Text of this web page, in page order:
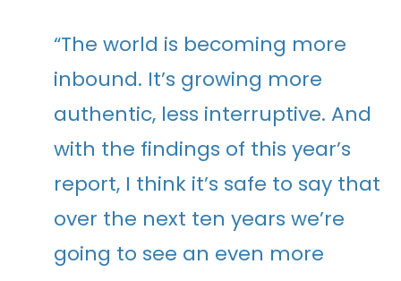
“The world is becoming more
inbound. It’s growing more
authentic, less interruptive. And
with the findings of this year’s
report, I think it’s safe to say that
over the next ten years we’re
going to see an even more